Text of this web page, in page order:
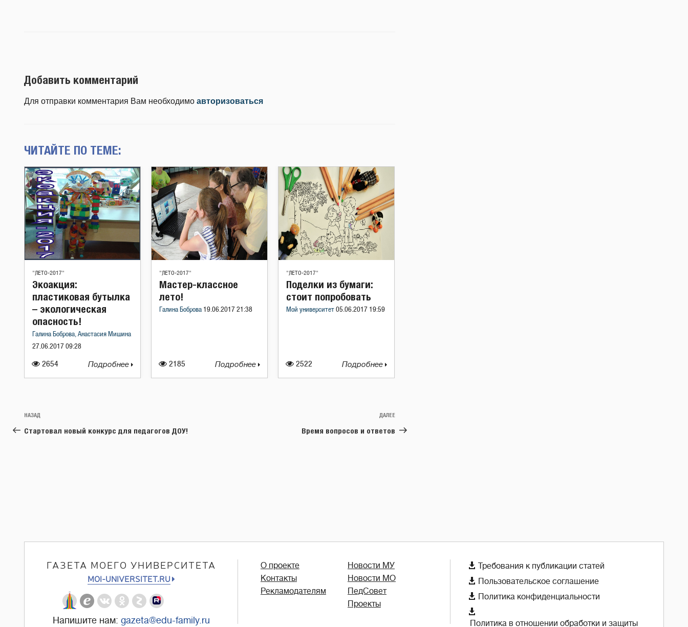
Добавить комментарий
Для отправки комментария Вам необходимо авторизоваться
ЧИТАЙТЕ ПО ТЕМЕ:
"ЛЕТО-2017"
2654
Экоакция:
пластиковая бутылка
– экологическая
опасность!
Галина Боброва, Анастасия Мишина
27.06.2017 09:28
Подробнее
"ЛЕТО-2017"
2185
Мастер-классное
лето!
Галина Боброва 19.06.2017 21:38
Подробнее
"ЛЕТО-2017"
2522
Поделки из бумаги:
стоит попробовать
Мой университет 05.06.2017 19:59
Подробнее
Навигация
по
Предыдущая
запись:
НАЗАД
Стартовал новый конкурс для педагогов ДОУ!
Следующая
запись
ДАЛЕЕ
Время вопросов и ответов
ГАЗЕТА МОЕГО УНИВЕРСИТЕТА
MOI-UNIVERSITET.RU
Напишите нам: gazeta@edu-family.ru
О проекте
Контакты
Рекламодателям
Новости МУ
Новости МО
ПедСовет
Проекты
 Требования к публикации статей
 Пользовательское соглашение
 Политика конфиденциальности

Политика в отношении обработки и защиты